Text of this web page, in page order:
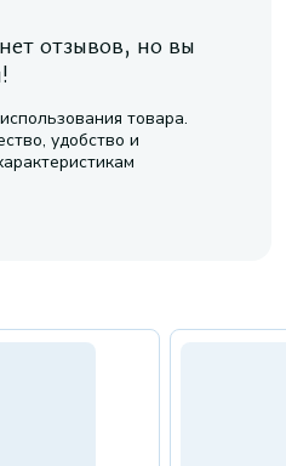
отзывов, но вы
товара.
удобство и